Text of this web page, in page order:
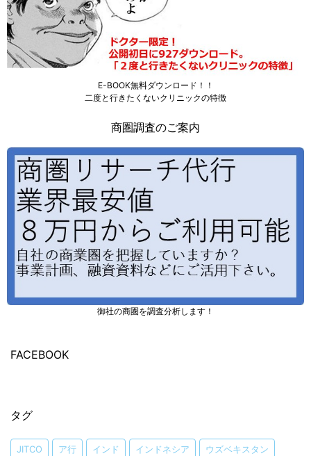
E-BOOK無料ダウンロード！！
二度と行きたくないクリニックの特徴
商圏調査のご案内
御社の商圏を調査分析します！
FACEBOOK
タグ
JITCO ア行 インド インドネシア ウズベキスタン